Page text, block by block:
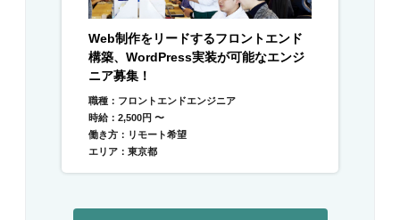
Web制作をリードするフロントエンド
構築、WordPress実装が可能なエンジ
ニア募集！
職種：フロントエンドエンジニア
時給：2,500円 〜
働き方：リモート希望
エリア：東京都